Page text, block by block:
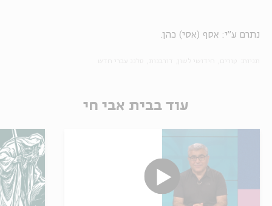
נתרם ע"י: אסף (אסי) כהן.
עוד בבית אבי חי